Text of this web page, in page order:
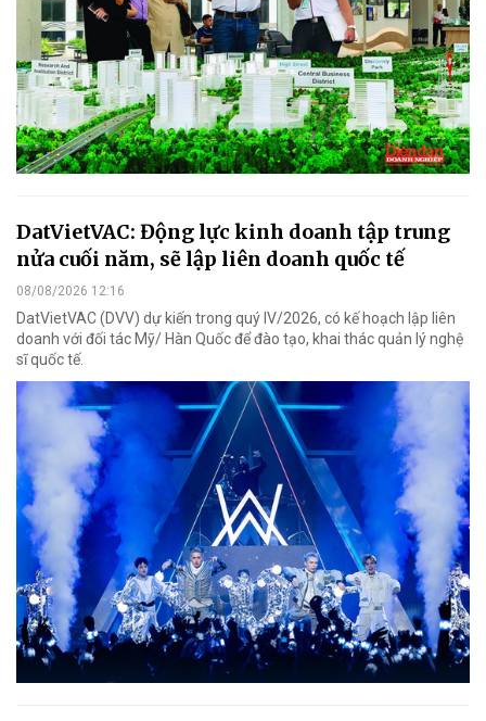
DatVietVAC: Động lực kinh doanh tập trung
nửa cuối năm, sẽ lập liên doanh quốc tế
08/08/2026 12:16
DatVietVAC (DVV) dự kiến trong quý IV/2026, có kế hoạch lập liên
doanh với đối tác Mỹ/ Hàn Quốc để đào tạo, khai thác quản lý nghệ
sĩ quốc tế.